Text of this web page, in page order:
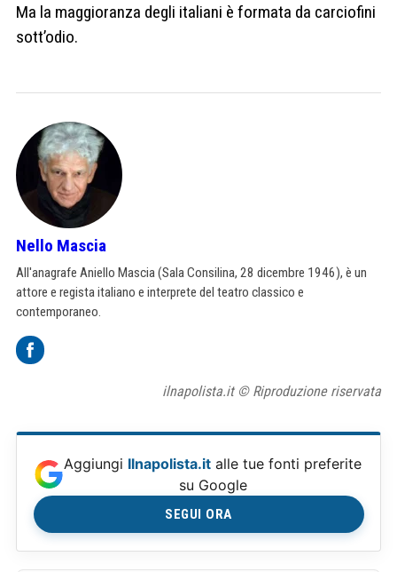
Ma la maggioranza degli italiani è formata da carciofini
sott’odio.
Nello Mascia
All'anagrafe Aniello Mascia (Sala Consilina, 28 dicembre 1946), è un
attore e regista italiano e interprete del teatro classico e
contemporaneo.
ilnapolista.it © Riproduzione riservata
Aggiungi Ilnapolista.it alle tue fonti preferite
su Google
SEGUI ORA